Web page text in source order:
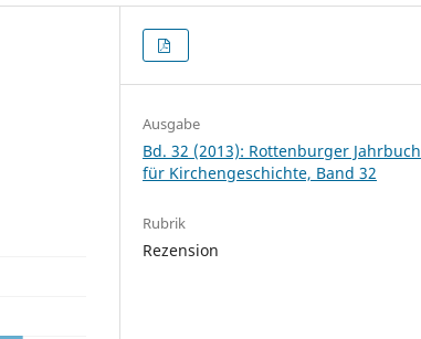
Ausgabe
Bd. 32 (2013): Rottenburger Jahrbuch
für Kirchengeschichte, Band 32
Rubrik
Rezension